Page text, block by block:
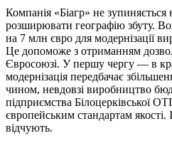
Компанія «Біагр» не зупиняється
розширювати географію збуту.
на 7 млн євро для модернізації
Це допоможе з отриманням
Євросоюзі. У першу чергу — в
модернізація передбачає
чином, невдовзі виробництво
підприємства Білоцерківської
європейським стандартам
відчують.